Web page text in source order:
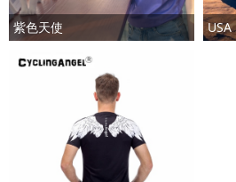
紫色天使 USA